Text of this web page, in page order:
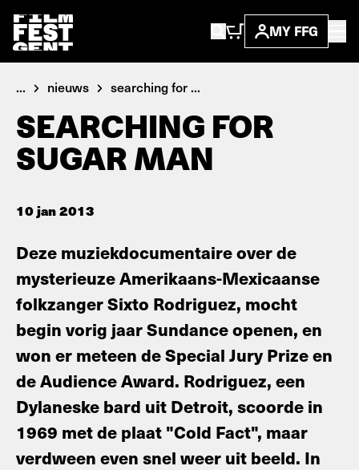
MY FFG
... nieuws searching for ...
SEARCHING FOR
SUGAR MAN
10 jan 2013
Deze muziekdocumentaire over de
mysterieuze Amerikaans-Mexicaanse
folkzanger Sixto Rodriguez, mocht
begin vorig jaar Sundance openen, en
won er meteen de Special Jury Prize en
de Audience Award. Rodriguez, een
Dylaneske bard uit Detroit, scoorde in
1969 met de plaat "Cold Fact", maar
verdween even snel weer uit beeld. In